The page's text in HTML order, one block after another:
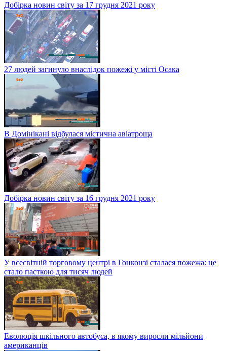
Добірка новин світу за 17 грудня 2021 року
27 людей загинуло внаслідок пожежі у місті Осака
В Домінікані відбулася містична авіатроща
Добірка новин світу за 16 грудня 2021 року
У всесвітній торговому центрі в Гонконзі сталася пожежа: це
стало пасткою для тисяч людей
Еволюція шкільного автобуса, в якому виросли мільйони
американців